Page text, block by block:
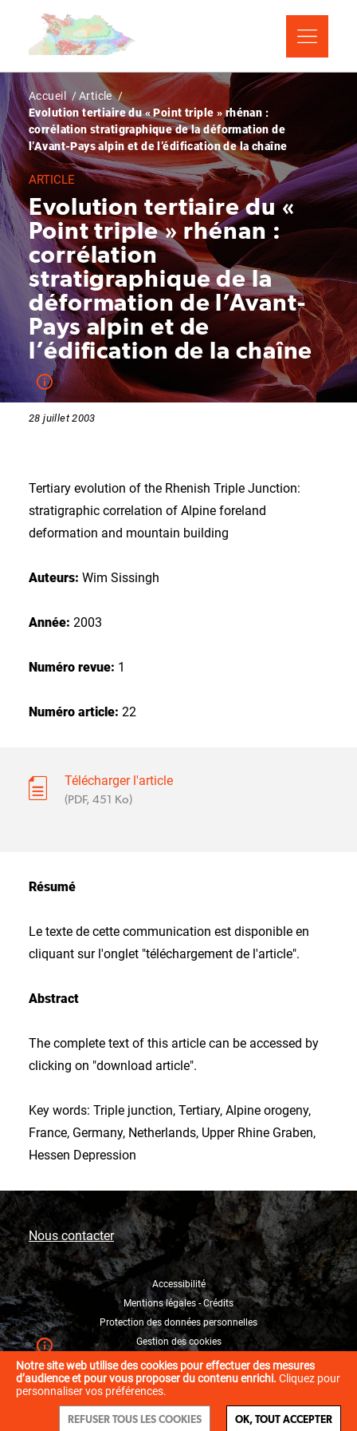
contenu
Fil
d'Ariane
Accueil
Article
Evolution tertiaire du « Point triple » rhénan :
corrélation stratigraphique de la déformation de
l’Avant-Pays alpin et de l’édification de la chaîne
ARTICLE
Evolution tertiaire du «
Point triple » rhénan :
corrélation
stratigraphique de la
déformation de l’Avant-
Pays alpin et de
l’édification de la chaîne
28 juillet 2003
Tertiary evolution of the Rhenish Triple Junction:
stratigraphic correlation of Alpine foreland
deformation and mountain building
Auteurs: Wim Sissingh
Année: 2003
Numéro revue: 1
Numéro article: 22
Télécharger l'article
(PDF, 451 Ko)
Résumé
Le texte de cette communication est disponible en
cliquant sur l'onglet "téléchargement de l'article".
Abstract
The complete text of this article can be accessed by
clicking on "download article".
Key words: Triple junction, Tertiary, Alpine orogeny,
France, Germany, Netherlands, Upper Rhine Graben,
Hessen Depression
Nous contacter
Accessibilité
Mentions légales - Crédits
Protection des données personnelles
Gestion des cookies
Notre site web utilise des cookies pour effectuer des mesures
d’audience et pour vous proposer du contenu enrichi. Cliquez pour
personnaliser vos préférences.
OK, TOUT ACCEPTER
REFUSER TOUS LES COOKIES